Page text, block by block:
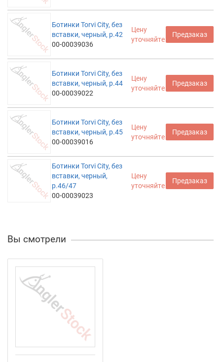
Ботинки Torvi City, без
вставки, черный, р.42
00-00039036
Цену
уточняйте
Предзаказ
Ботинки Torvi City, без
вставки, черный, р.44
00-00039022
Цену
уточняйте
Предзаказ
Ботинки Torvi City, без
вставки, черный, р.45
00-00039016
Цену
уточняйте
Предзаказ
Ботинки Torvi City, без
вставки, черный,
р.46/47
00-00039023
Цену
уточняйте
Предзаказ
Вы смотрели